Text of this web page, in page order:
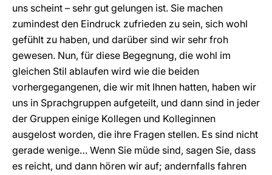
uns scheint – sehr gut gelungen ist. Sie machen
zumindest den Eindruck zufrieden zu sein, sich wohl
gefühlt zu haben, und darüber sind wir sehr froh
gewesen. Nun, für diese Begegnung, die wohl im
gleichen Stil ablaufen wird wie die beiden
vorhergegangenen, die wir mit Ihnen hatten, haben wir
uns in Sprachgruppen aufgeteilt, und dann sind in jeder
der Gruppen einige Kollegen und Kolleginnen
ausgelost worden, die ihre Fragen stellen. Es sind nicht
gerade wenige… Wenn Sie müde sind, sagen Sie, dass
es reicht, und dann hören wir auf; andernfalls fahren